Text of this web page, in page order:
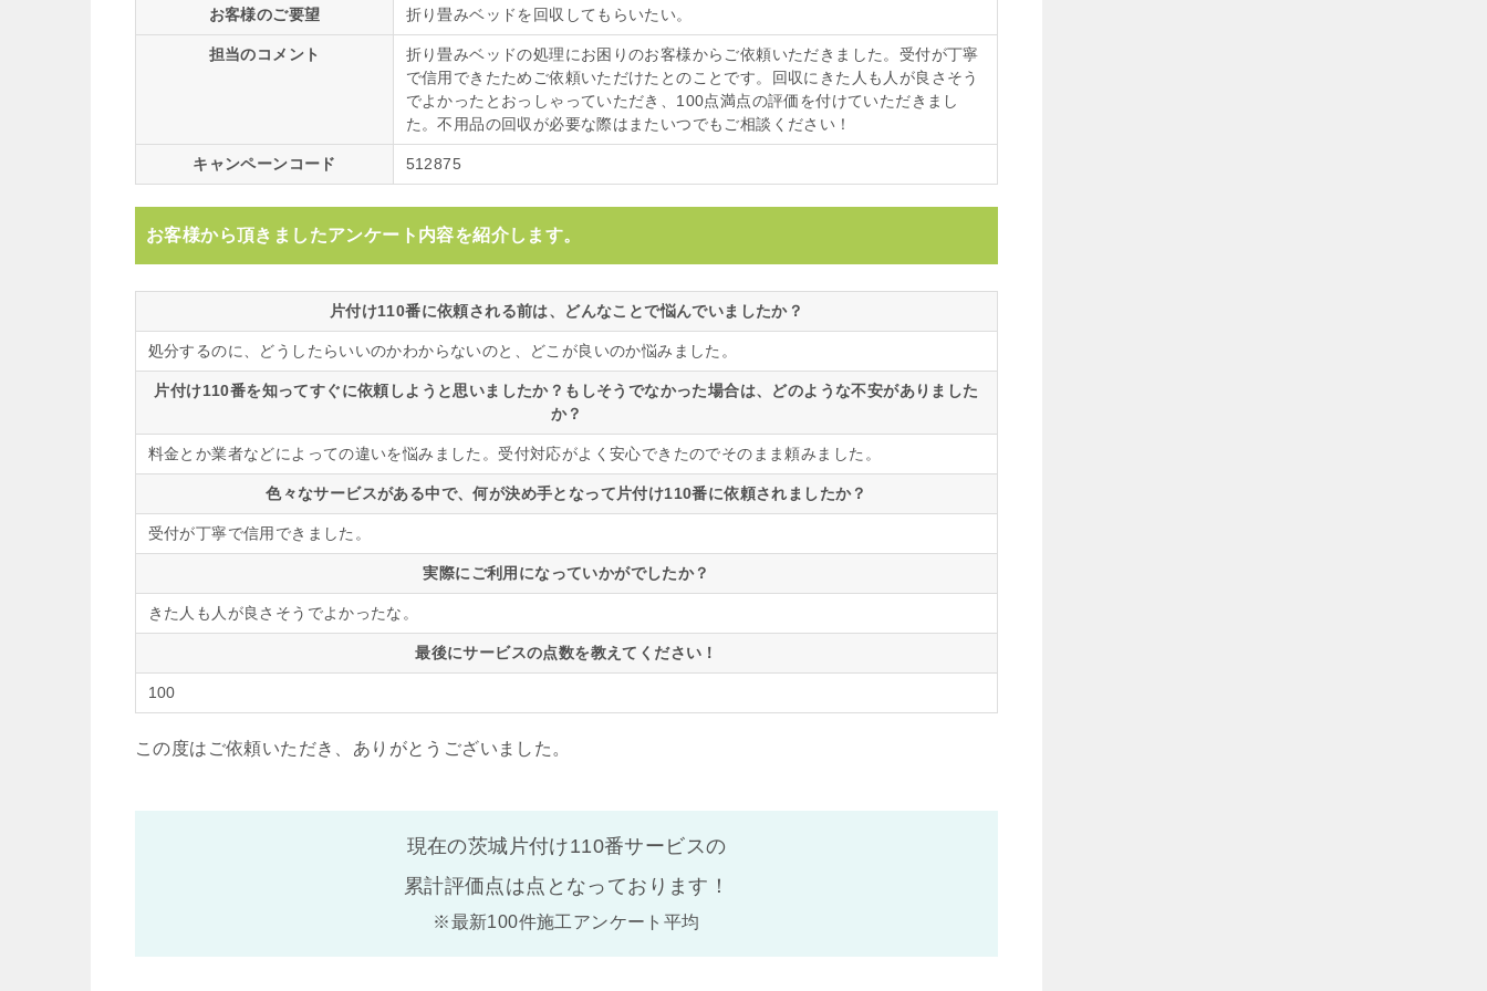
お客様のご要望 折り畳みベッドを回収してもらいたい。
担当のコメント
折り畳みベッドの処理にお困りのお客様からご依頼いただきました。受付が丁寧
で信用できたためご依頼いただけたとのことです。回収にきた人も人が良さそう
でよかったとおっしゃっていただき、100点満点の評価を付けていただきまし
た。不用品の回収が必要な際はまたいつでもご相談ください！
キャンペーンコード 512875
お客様から頂きましたアンケート内容を紹介します。
片付け110番に依頼される前は、どんなことで悩んでいましたか？
処分するのに、どうしたらいいのかわからないのと、どこが良いのか悩みました。
片付け110番を知ってすぐに依頼しようと思いましたか？もしそうでなかった場合は、どのような不安がありました
か？
料金とか業者などによっての違いを悩みました。受付対応がよく安心できたのでそのまま頼みました。
色々なサービスがある中で、何が決め手となって片付け110番に依頼されましたか？
受付が丁寧で信用できました。
実際にご利用になっていかがでしたか？
きた人も人が良さそうでよかったな。
最後にサービスの点数を教えてください！
100
この度はご依頼いただき、ありがとうございました。
現在の茨城片付け110番サービスの
累計評価点は点となっております！
※最新100件施工アンケート平均